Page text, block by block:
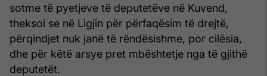
sotme të pyetjeve të deputetëve në Kuvend,
theksoi se në Ligjin për përfaqësim të drejtë,
përqindjet nuk janë të rëndësishme, por cilësia,
dhe për këtë arsye pret mbështetje nga të gjithë
deputetët.